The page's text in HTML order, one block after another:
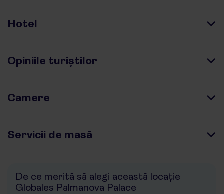
Hotel
Opiniile turiștilor
Camere
Servicii de masă
De ce merită să alegi această locație
Globales Palmanova Palace